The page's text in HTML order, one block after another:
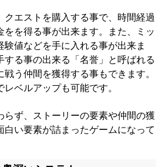
クエストを購入する事で、時間経過
をを得る事が出来ます。また、ミッ
験値などを手に入れる事が出来ま
る事の出来る「名誉」と呼ばれる
う仲間を獲得する事もできます。
ベルアップも可能です。
らず、ストーリーの要素や仲間の獲
い要素が詰まったゲームになって